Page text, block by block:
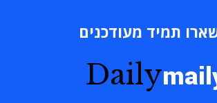
תמיד מעודכנים
Daily